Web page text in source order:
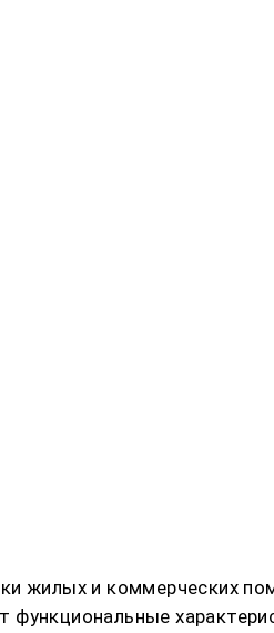
жилых и коммерческих